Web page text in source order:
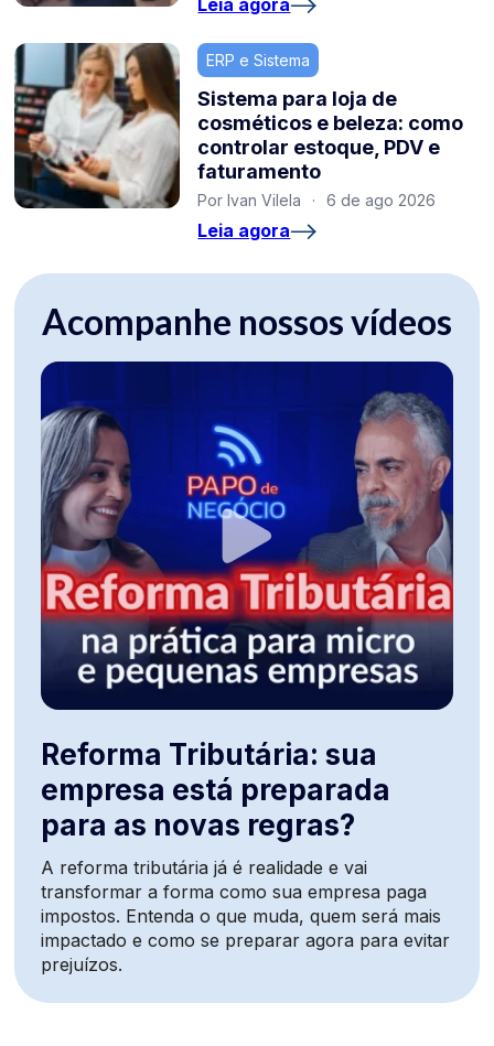
Leia agora
ERP e Sistema
Sistema para loja de
cosméticos e beleza: como
controlar estoque, PDV e
faturamento
Por Ivan Vilela · 6 de ago 2026
Leia agora
Acompanhe nossos vídeos
Reforma Tributária: sua
empresa está preparada
para as novas regras?
A reforma tributária já é realidade e vai
transformar a forma como sua empresa paga
impostos. Entenda o que muda, quem será mais
impactado e como se preparar agora para evitar
prejuízos.